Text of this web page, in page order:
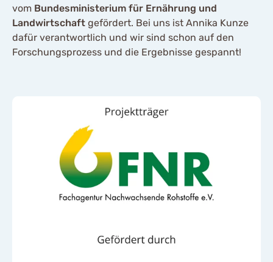
vom Bundesministerium für Ernährung und
Landwirtschaft gefördert. Bei uns ist Annika Kunze
dafür verantwortlich und wir sind schon auf den
Forschungsprozess und die Ergebnisse gespannt!